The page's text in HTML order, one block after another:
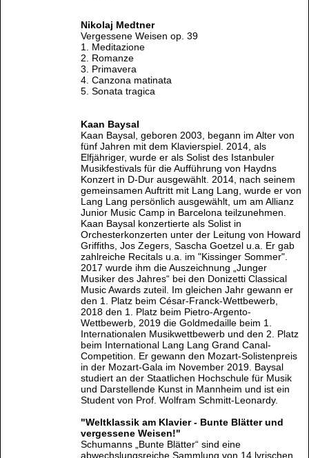
Nikolaj Medtner
Vergessene Weisen op. 39
1. Meditazione
2. Romanze
3. Primavera
4. Canzona matinata
5. Sonata tragica
Kaan Baysal
Kaan Baysal, geboren 2003, begann im Alter von
fünf Jahren mit dem Klavierspiel. 2014, als
Elfjähriger, wurde er als Solist des Istanbuler
Musikfestivals für die Aufführung von Haydns
Konzert in D-Dur ausgewählt. 2014, nach seinem
gemeinsamen Auftritt mit Lang Lang, wurde er von
Lang Lang persönlich ausgewählt, um am Allianz
Junior Music Camp in Barcelona teilzunehmen.
Kaan Baysal konzertierte als Solist in
Orchesterkonzerten unter der Leitung von Howard
Griffiths, Jos Zegers, Sascha Goetzel u.a. Er gab
zahlreiche Recitals u.a. im "Kissinger Sommer".
2017 wurde ihm die Auszeichnung „Junger
Musiker des Jahres“ bei den Donizetti Classical
Music Awards zuteil. Im gleichen Jahr gewann er
den 1. Platz beim César-Franck-Wettbewerb,
2018 den 1. Platz beim Pietro-Argento-
Wettbewerb, 2019 die Goldmedaille beim 1.
Internationalen Musikwettbewerb und den 2. Platz
beim International Lang Lang Grand Canal-
Competition. Er gewann den Mozart-Solistenpreis
in der Mozart-Gala im November 2019. Baysal
studiert an der Staatlichen Hochschule für Musik
und Darstellende Kunst in Mannheim und ist ein
Student von Prof. Wolfram Schmitt-Leonardy.
"Weltklassik am Klavier - Bunte Blätter und
vergessene Weisen!"
Schumanns „Bunte Blätter“ sind eine
abwechslungsreiche Sammlung von 14 lyrischen,